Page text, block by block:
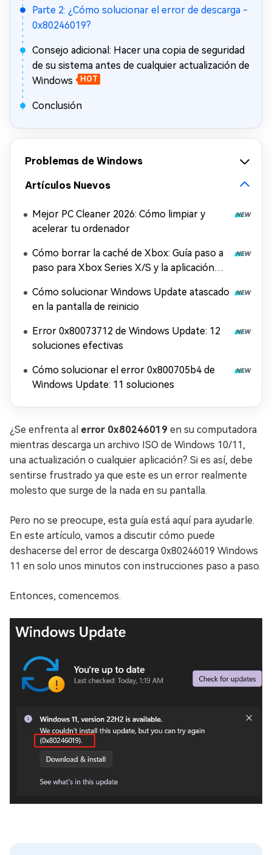
Parte 2: ¿Cómo solucionar el error de descarga -
0x80246019?
Consejo adicional: Hacer una copia de seguridad
de su sistema antes de cualquier actualización de
Windows
HOT
Conclusión
Problemas de Windows
Artículos Nuevos
Mejor PC Cleaner 2026: Cómo limpiar y
acelerar tu ordenador
Cómo borrar la caché de Xbox: Guía paso a
paso para Xbox Series X/S y la aplicación
Cómo solucionar Windows Update atascado
en la pantalla de reinicio
Error 0x80073712 de Windows Update: 12
soluciones efectivas
Cómo solucionar el error 0x800705b4 de
Windows Update: 11 soluciones
¿Se enfrenta al error 0x80246019 en su computadora
mientras descarga un archivo ISO de Windows 10/11,
una actualización o cualquier aplicación? Si es así, debe
sentirse frustrado ya que este es un error realmente
molesto que surge de la nada en su pantalla.
Pero no se preocupe, esta guía está aquí para ayudarle.
En este artículo, vamos a discutir cómo puede
deshacerse del error de descarga 0x80246019 Windows
11 en solo unos minutos con instrucciones paso a paso.
Entonces, comencemos.